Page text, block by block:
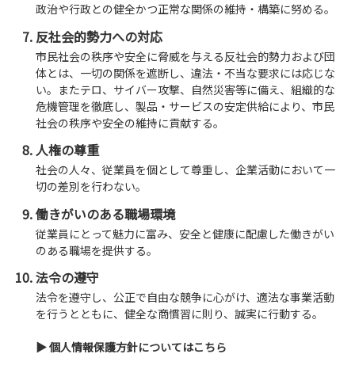
政治や行政との健全かつ正常な関係の維持・構築に努める。
反社会的勢力への対応
市民社会の秩序や安全に脅威を与える反社会的勢力および団
体とは、一切の関係を遮断し、違法・不当な要求には応じな
い。またテロ、サイバー攻撃、自然災害等に備え、組織的な
危機管理を徹底し、製品・サービスの安定供給により、市民
社会の秩序や安全の維持に貢献する。
人権の尊重
社会の人々、従業員を個として尊重し、企業活動において一
切の差別を行わない。
働きがいのある職場環境
従業員にとって魅力に富み、安全と健康に配慮した働きがい
のある職場を提供する。
法令の遵守
法令を遵守し、公正で自由な競争に心がけ、適法な事業活動
を行うとともに、健全な商慣習に則り、誠実に行動する。
▶ 個人情報保護方針についてはこちら